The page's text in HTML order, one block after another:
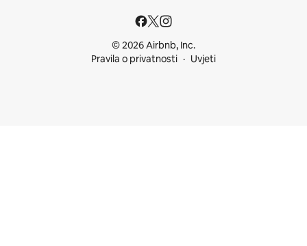
© 2026 Airbnb, Inc.
Pravila o privatnosti
Uvjeti